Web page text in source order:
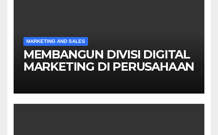
MARKETING AND SALES
MEMBANGUN DIVISI DIGITAL
MARKETING DI PERUSAHAAN